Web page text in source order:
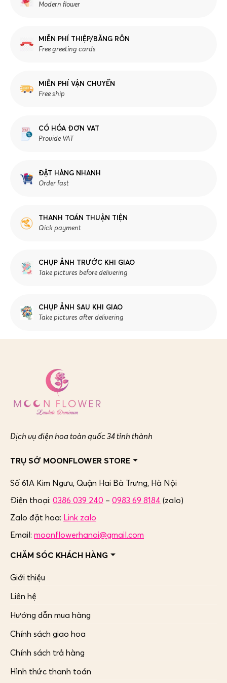
Modern flower
MIỄN PHÍ THIỆP/BĂNG RÔN
Free greeting cards
MIỄN PHÍ VẬN CHUYỂN
Free ship
CÓ HÓA ĐƠN VAT
Provide VAT
ĐẶT HÀNG NHANH
Order fast
THANH TOÁN THUẬN TIỆN
Qick payment
CHỤP ẢNH TRƯỚC KHI GIAO
Take pictures before delivering
CHỤP ẢNH SAU KHI GIAO
Take pictures after delivering
Dịch vụ điện hoa toàn quốc 34 tỉnh thành
TRỤ SỞ MOONFLOWER STORE
Số 61A Kim Ngưu, Quận Hai Bà Trưng, Hà Nội
Điện thoại: 0386 039 240 – 0983 69 8184 (zalo)
Zalo đặt hoa: Link zalo
Email: moonflowerhanoi@gmail.com
CHĂM SÓC KHÁCH HÀNG
Giới thiệu
Liên hệ
Hướng dẫn mua hàng
Chính sách giao hoa
Chính sách trả hàng
Hình thức thanh toán